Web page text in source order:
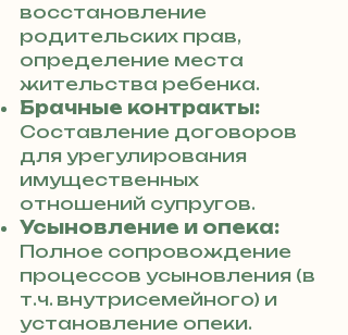
восстановление
родительских прав,
определение места
жительства ребенка.
Брачные контракты:
Составление договоров
для урегулирования
имущественных
отношений супругов.
Усыновление и опека:
Полное сопровождение
процессов усыновления (в
т.ч. внутрисемейного) и
установление опеки.